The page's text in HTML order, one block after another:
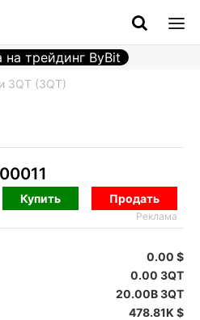
на трейдинг ByBit
3QT (3QT)
Купить Продать
Реклама
0.00 $
0.00 3QT
20.00B 3QT
478.81K $